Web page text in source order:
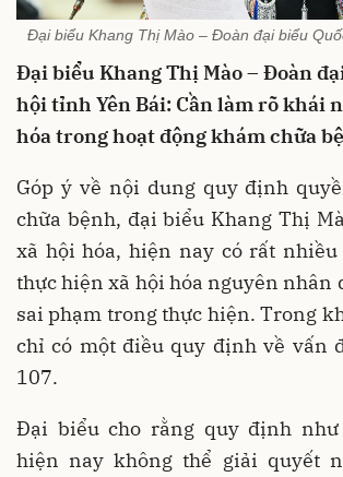
Đại biểu Khang Thị Mào – Đoàn đại biểu
Đại biểu Khang Thị Mào – Đoàn
hội tỉnh Yên Bái: Cần làm rõ khái
hóa trong hoạt động khám chữa
Góp ý về nội dung quy định
chữa bệnh, đại biểu Khang Thị
xã hội hóa, hiện nay có rất nhiều
thực hiện xã hội hóa nguyên nhân
sai phạm trong thực hiện. Trong
chỉ có một điều quy định về vấn
107.
Đại biểu cho rằng quy định
hiện nay không thể giải quyết